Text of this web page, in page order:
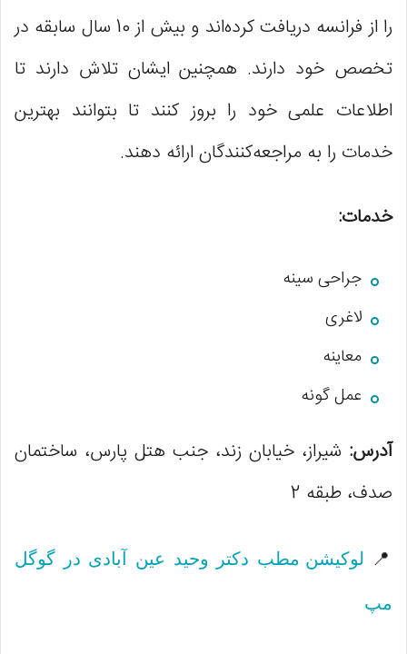
را از فرانسه دریافت کرده‌اند و بیش از 10 سال سابقه در
تخصص خود دارند. همچنین ایشان تلاش دارند تا
اطلاعات علمی خود را بروز کنند تا بتوانند بهترین
خدمات را به مراجعه‌کنندگان ارائه دهند.
خدمات:
جراحی سینه
لاغری
معاینه
عمل گونه
آدرس: شیراز، خیابان زند، جنب هتل پارس، ساختمان
صدف، طبقه 2
📍 لوکیشن مطب دکتر وحید عین آبادی در گوگل
مپ